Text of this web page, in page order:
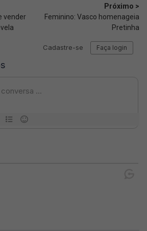
vender
Próximo >
Feminino: Vasco homenageia
Pretinha